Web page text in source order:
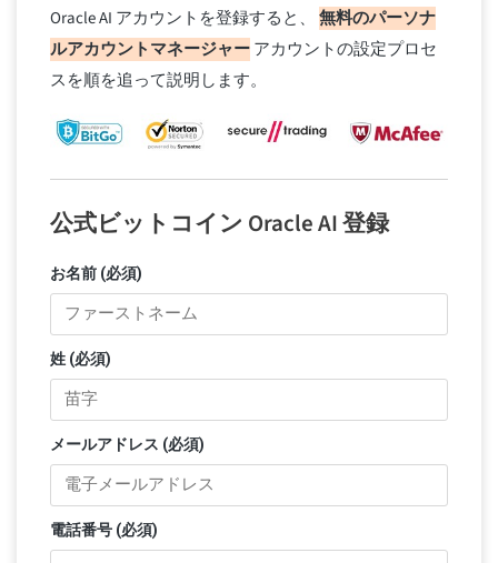
Oracle AI アカウントを登録すると、 無料のパーソナ
ルアカウントマネージャーアカウントの設定プロセ
スを順を追って説明します。
公式ビットコイン Oracle AI 登録
お名前 (必須)
姓 (必須)
メールアドレス (必須)
電話番号 (必須)